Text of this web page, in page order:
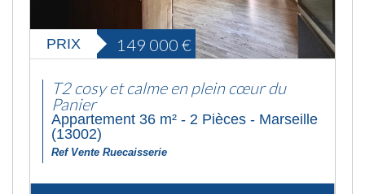
PRIX 149 000 €
T2 cosy et calme en plein cœur du
Panier
Appartement 36 m² - 2 Pièces - Marseille
(13002)
Ref Vente Ruecaisserie